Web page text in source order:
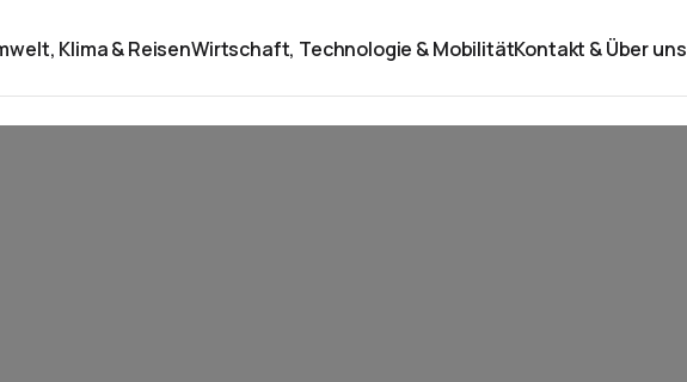
Klima & ReisenWirtschaft, Technologie & MobilitätKontakt & Über uns